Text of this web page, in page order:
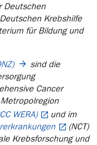
Deutschen
Krebshilfe
für Bildung und
sind die
Cancer
WERA)
und im
(NCT)
Krebsforschung und